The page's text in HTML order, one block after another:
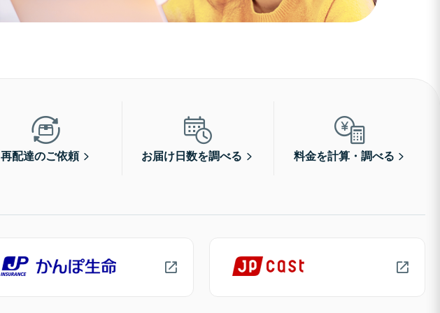
再配達のご依頼 お届け日数を調べる 料金を計算・調べる